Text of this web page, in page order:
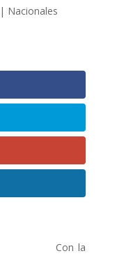
| Nacionales
Con la